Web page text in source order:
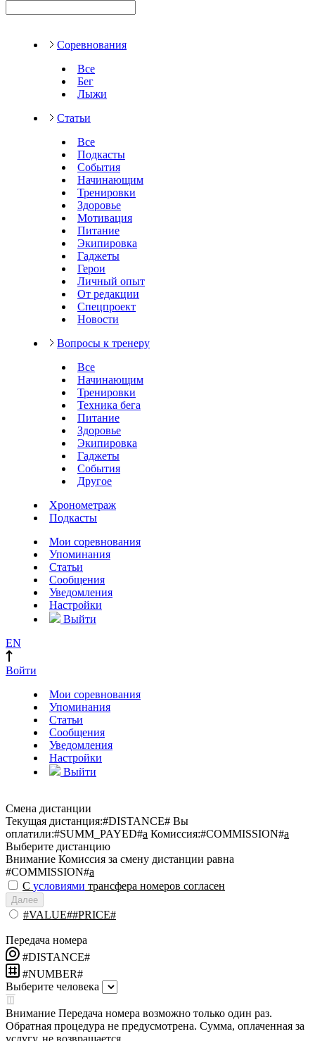
Соревнования
Все
Бег
Лыжи
Статьи
Все
Подкасты
События
Начинающим
Тренировки
Здоровье
Мотивация
Питание
Экипировка
Гаджеты
Герои
Личный опыт
От редакции
Спецпроект
Новости
Вопросы к тренеру
Все
Начинающим
Тренировки
Техника бега
Питание
Здоровье
Экипировка
Гаджеты
События
Другое
Хронометраж
Подкасты
Мои соревнования
Упоминания
Статьи
Сообщения
Уведомления
Настройки
Выйти
EN
Войти
Мои соревнования
Упоминания
Статьи
Сообщения
Уведомления
Настройки
Выйти
Смена дистанции
Текущая дистанция:#DISTANCE# Вы
оплатили:#SUMM_PAYED#a Комиссия:#COMMISSION#a
Выберите дистанцию
Внимание Комиссия за смену дистанции равна
#COMMISSION#a
С условиями трансфера номеров согласен
Далее
#VALUE##PRICE#
Передача номера
#DISTANCE#
#NUMBER#
Выберите человека
Внимание Передача номера возможно только один раз.
Обратная процедура не предусмотрена. Сумма, оплаченная за
услугу, не возвращается.